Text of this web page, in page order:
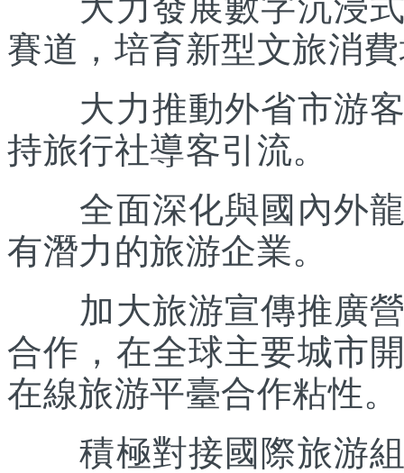
賽道，培育新型文旅消
大力推動外省市游客
持旅行社導客引流。
全面深化與國內外龍
有潛力的旅游企業。
加大旅游宣傳推廣營
合作，在全球主要城市
在線旅游平臺合作粘性。
積極對接國際旅游組